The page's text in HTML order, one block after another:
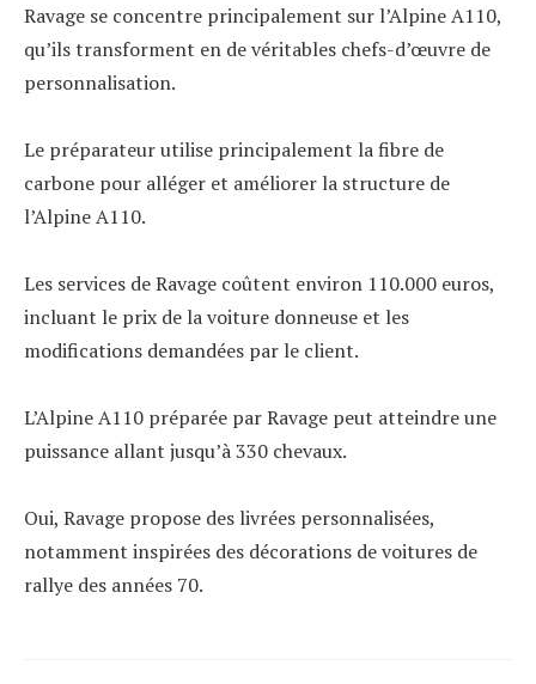
Ravage se concentre principalement sur l’Alpine A110,
qu’ils transforment en de véritables chefs-d’œuvre de
personnalisation.
Le préparateur utilise principalement la fibre de
carbone pour alléger et améliorer la structure de
l’Alpine A110.
Les services de Ravage coûtent environ 110.000 euros,
incluant le prix de la voiture donneuse et les
modifications demandées par le client.
L’Alpine A110 préparée par Ravage peut atteindre une
puissance allant jusqu’à 330 chevaux.
Oui, Ravage propose des livrées personnalisées,
notamment inspirées des décorations de voitures de
rallye des années 70.